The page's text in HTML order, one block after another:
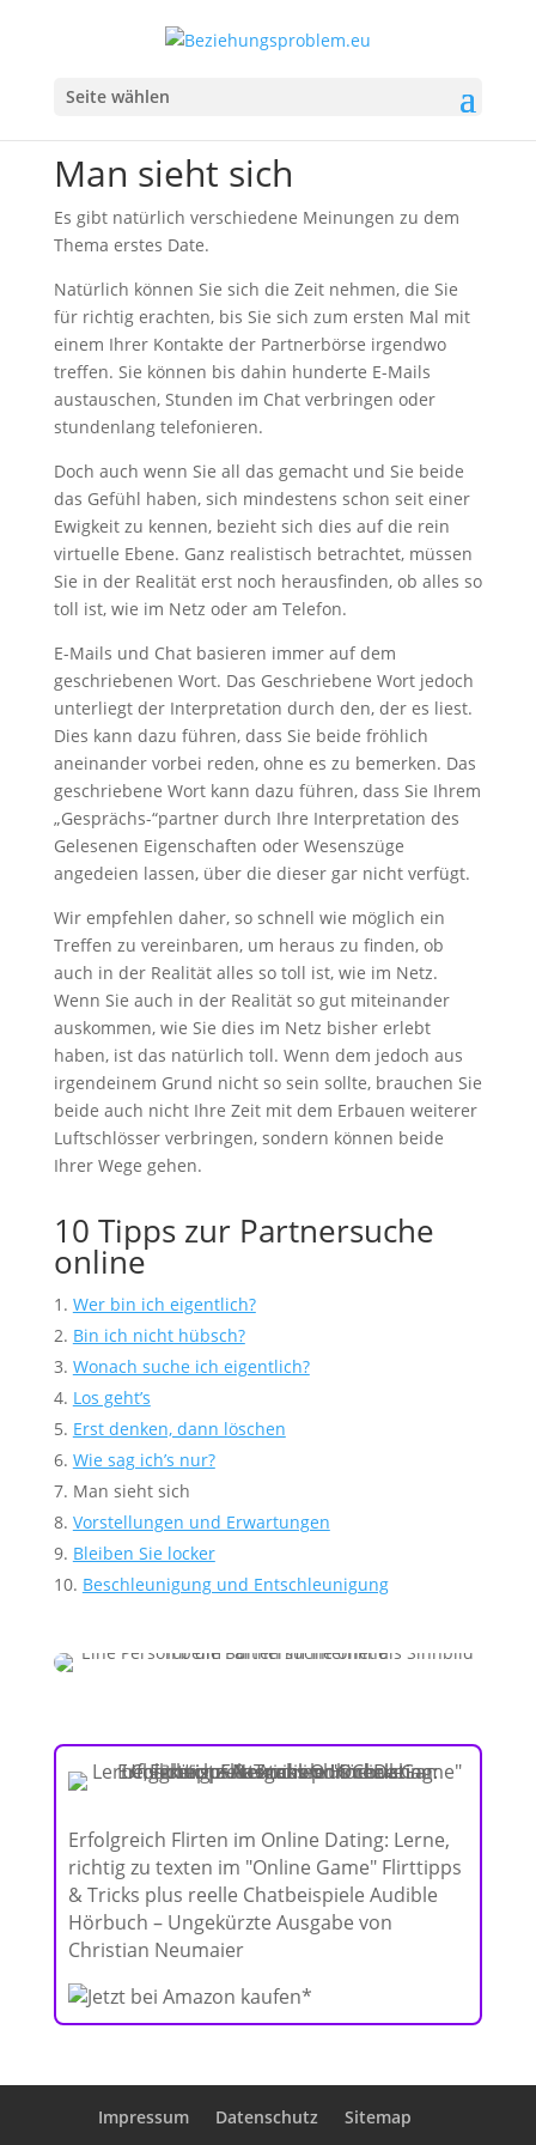
Seite wählen
Man sieht sich
Es gibt natürlich verschiedene Meinungen zu dem
Thema erstes Date.
Natürlich können Sie sich die Zeit nehmen, die Sie
für richtig erachten, bis Sie sich zum ersten Mal mit
einem Ihrer Kontakte der Partnerbörse irgendwo
treffen. Sie können bis dahin hunderte E-Mails
austauschen, Stunden im Chat verbringen oder
stundenlang telefonieren.
Doch auch wenn Sie all das gemacht und Sie beide
das Gefühl haben, sich mindestens schon seit einer
Ewigkeit zu kennen, bezieht sich dies auf die rein
virtuelle Ebene. Ganz realistisch betrachtet, müssen
Sie in der Realität erst noch herausfinden, ob alles so
toll ist, wie im Netz oder am Telefon.
E-Mails und Chat basieren immer auf dem
geschriebenen Wort. Das Geschriebene Wort jedoch
unterliegt der Interpretation durch den, der es liest.
Dies kann dazu führen, dass Sie beide fröhlich
aneinander vorbei reden, ohne es zu bemerken. Das
geschriebene Wort kann dazu führen, dass Sie Ihrem
„Gesprächs-“partner durch Ihre Interpretation des
Gelesenen Eigenschaften oder Wesenszüge
angedeien lassen, über die dieser gar nicht verfügt.
Wir empfehlen daher, so schnell wie möglich ein
Treffen zu vereinbaren, um heraus zu finden, ob
auch in der Realität alles so toll ist, wie im Netz.
Wenn Sie auch in der Realität so gut miteinander
auskommen, wie Sie dies im Netz bisher erlebt
haben, ist das natürlich toll. Wenn dem jedoch aus
irgendeinem Grund nicht so sein sollte, brauchen Sie
beide auch nicht Ihre Zeit mit dem Erbauen weiterer
Luftschlösser verbringen, sondern können beide
Ihrer Wege gehen.
10 Tipps zur Partnersuche
online
Wer bin ich eigentlich?
Bin ich nicht hübsch?
Wonach suche ich eigentlich?
Los geht’s
Erst denken, dann löschen
Wie sag ich’s nur?
Man sieht sich
Vorstellungen und Erwartungen
Bleiben Sie locker
Beschleunigung und Entschleunigung
Erfolgreich Flirten im Online Dating: Lerne,
richtig zu texten im "Online Game" Flirttipps
& Tricks plus reelle Chatbeispiele Audible
Hörbuch – Ungekürzte Ausgabe von
Christian Neumaier
Impressum Datenschutz Sitemap